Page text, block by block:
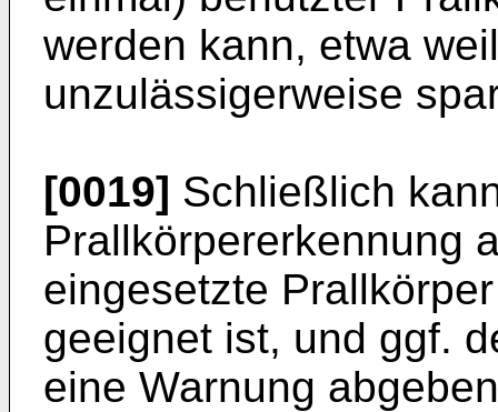
werden kann, etwa
unzulässigerweise
[0019] Schließlich
Prallkörpererkennung
eingesetzte
geeignet ist, und ggf.
eine Warnung